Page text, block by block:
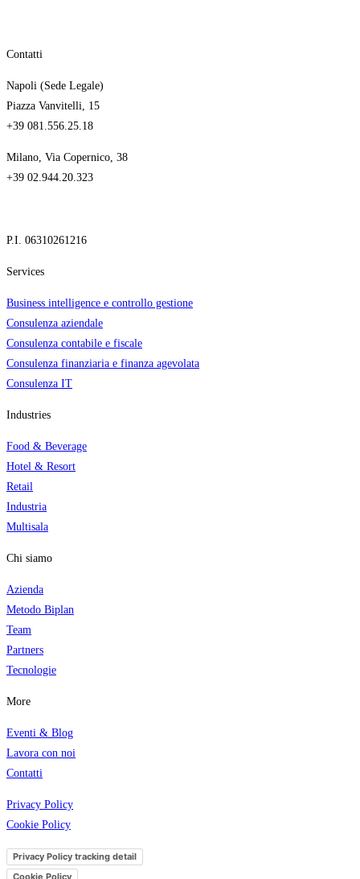
Contatti
Napoli (Sede Legale)
Piazza Vanvitelli, 15
+39 081.556.25.18
Milano, Via Copernico, 38
+39 02.944.20.323
P.I. 06310261216
Services
Business intelligence e controllo gestione
Consulenza aziendale
Consulenza contabile e fiscale
Consulenza finanziaria e finanza agevolata
Consulenza IT
Industries
Food & Beverage
Hotel & Resort
Retail
Industria
Multisala
Chi siamo
Azienda
Metodo Biplan
Team
Partners
Tecnologie
More
Eventi & Blog
Lavora con noi
Contatti
Privacy Policy
Cookie Policy
Privacy Policy tracking detail
Cookie Policy